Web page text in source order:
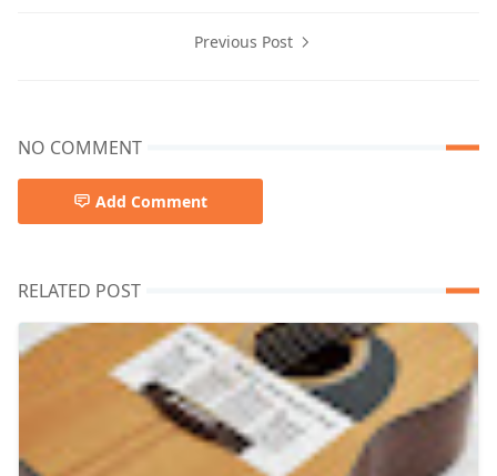
Previous Post
NO COMMENT
Add Comment
RELATED POST